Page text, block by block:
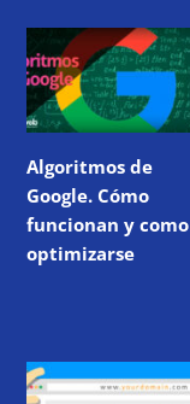
Algoritmos de
Google. Cómo
funcionan y como
optimizarse